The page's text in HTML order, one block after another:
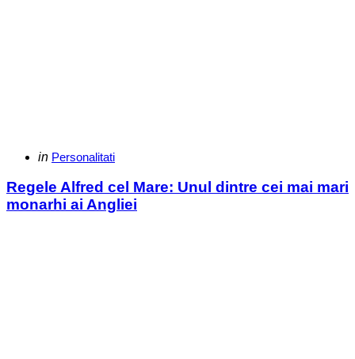
Categories
Posted
in Personalitati
Regele Alfred cel Mare: Unul dintre cei mai mari
monarhi ai Angliei